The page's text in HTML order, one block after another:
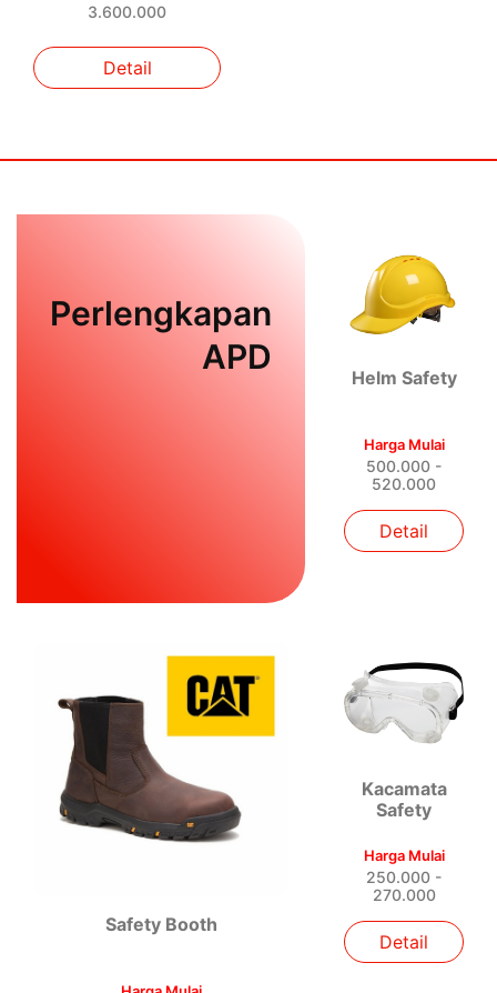
3.600.000
Detail
Perlengkapan
APD
Helm Safety
Harga Mulai
500.000 -
520.000
Detail
Safety Booth
Kacamata
Safety
Harga Mulai
250.000 -
270.000
Detail